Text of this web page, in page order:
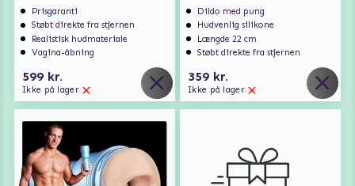
Prisgaranti
Støbt direkte fra stjernen
Realistisk hudmateriale
Vagina-åbning
599 kr.
Ikke på lager
Dildo med pung
Hudvenlig silikone
Længde 22 cm
Støbt direkte fra stjernen
359 kr.
Ikke på lager